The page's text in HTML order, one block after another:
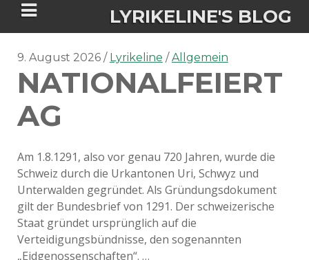
LYRIKELINE'S BLOG
Tania Morgan's Blog über alles, was
sie im Leben bewegt.
ÜBER DIE AUTORIN
IGASHO UND CHIMALIS KAYA
NIEMALS FÜR IMMER (ROMAN)
NIGHTMARES
BÜCHERSHOPS
DATENSCHUTZERKLÄRUNG
IMPRESSUM
9. August 2026 Lyrikeline Allgemein
NATIONALFEIERT
AG
Am 1.8.1291, also vor genau 720 Jahren, wurde die
Schweiz durch die Urkantonen Uri, Schwyz und
Unterwalden gegründet. Als Gründungsdokument
gilt der Bundesbrief von 1291. Der schweizerische
Staat gründet ursprünglich auf die
Verteidigungsbündnisse, den sogenannten
„Eidgenossenschaften“. …